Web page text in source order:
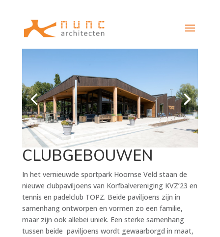
CLUBGEBOUWEN
In het vernieuwde sportpark Hoornse Veld staan de
nieuwe clubpaviljoens van Korfbalvereniging KVZ’23 en
tennis en padelclub TOPZ. Beide paviljoens zijn in
samenhang ontworpen en vormen zo een familie,
maar zijn ook allebei uniek. Een sterke samenhang
tussen beide paviljoens wordt gewaarborgd in maat,